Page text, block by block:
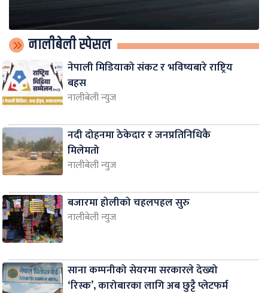
नालीबेली स्पेसल
नेपाली मिडियाको संकट र भविष्यबारे राष्ट्रिय
बहस
नालीबेली न्युज
नदी दोहनमा ठेकेदार र जनप्रतिनिधिकै
मिलेमतो
नालीबेली न्युज
बजारमा होलीको चहलपहल सुरु
नालीबेली न्युज
साना कम्पनीको सेयरमा सरकारले देख्यो
‘रिस्क’, कारोबारका लागि अब छुट्टै प्लेटफर्म